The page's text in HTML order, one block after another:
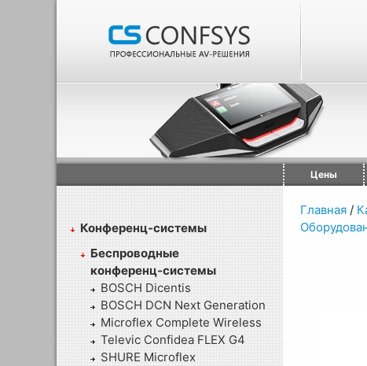
Цены
Конференц-системы
Беспроводные
конференц-системы
BOSCH Dicentis
BOSCH DCN Next Generation
Microflex Complete Wireless
Televic Confidea FLEX G4
SHURE Microflex
Главная /